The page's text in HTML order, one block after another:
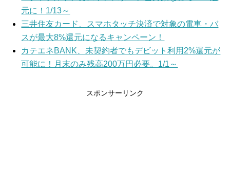
元に！1/13～
三井住友カード、スマホタッチ決済で対象の電車・バ
スが最大8%還元になるキャンペーン！
カテエネBANK、未契約者でもデビット利用2%還元が
可能に！月末のみ残高200万円必要。1/1～
スポンサーリンク